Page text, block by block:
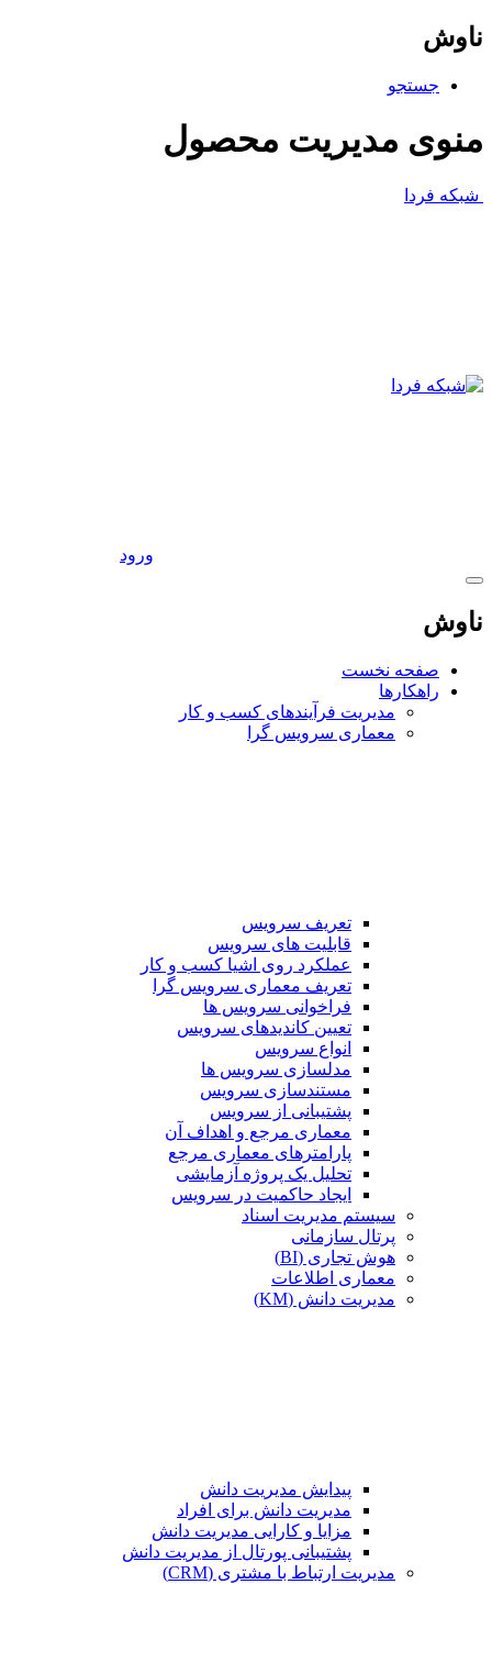
ناوش
جستجو
منوی مدیریت محصول
شبکه فردا
ورود
ناوش
صفحه نخست
راهکارها
مدیریت فرآیندهای کسب و کار
معماری سرویس گرا
تعریف سرویس
قابلیت های سرویس
عملکرد روی اشیا کسب و کار
تعریف معماری سرویس گرا
فراخوانی سرویس ها
تعیین کاندیدهای سرویس
انواع سرویس
مدلسازی سرویس ها
مستندسازی سرویس
پشتیبانی از سرویس
معماری مرجع و اهداف آن
پارامترهای معماری مرجع
تحلیل یک پروژه آزمایشی
ایجاد حاکمیت در سرویس
سیستم مدیریت اسناد
پرتال سازمانی
هوش تجاری (BI)
معماری اطلاعات
مدیریت دانش (KM)
پیدایش مدیریت دانش
مدیریت دانش برای افراد
مزایا و کارایی مدیریت دانش
پشتیبانی پورتال از مدیریت دانش
مدیریت ارتباط با مشتری (CRM)